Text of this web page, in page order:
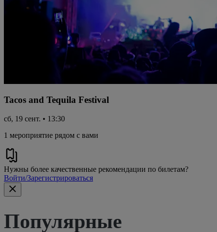
Tacos and Tequila Festival
сб, 19 сент. • 13:30
1 мероприятие рядом с вами
Нужны более качественные рекомендации по билетам?
Войти/Зарегистрироваться
Популярные